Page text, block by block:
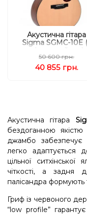
Акустична гітара
Sigma SGMC-10E
50 600 грн.
40 855 грн.
Акустична гітара
бездоганною
джамбо забезпечує
легко адаптується
цільної
чіткості, а задня
палісандра формують
Гриф із червоного
“low profile”